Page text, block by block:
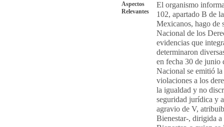
Aspectos
Relevantes
El organismo
102, apartado B de
Mexicanos, hago de
Nacional de los
evidencias que
determinaron
en fecha 30 de junio
Nacional se emitió
violaciones a los
la igualdad y no
seguridad jurídica y
agravio de V,
Bienestar-, dirigida a